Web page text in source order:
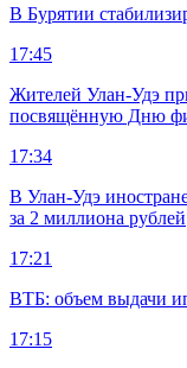
В Бурятии
17:45
Жителей Улан-Удэ
посвящённую Дню
17:34
В Улан-Удэ
за 2 миллиона рублей
17:21
ВТБ: объем выдачи
17:15